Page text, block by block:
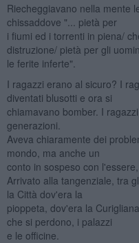
Riecheggiavano nella mente
chissaddove "... pietà per
i fiumi ed i torrenti in piena/
distruzione/ pietà per gli
le ferite inferte".
I ragazzi erano al sicuro? I
diventati blusotti e ora si
chiamavano bomber. I
generazioni.
Aveva chiaramente dei
mondo, ma anche un
conto in sospeso con
Arrivato alla tangenziale, tra
la Città dov'era la
pioppeta, dov'era la
che si perdono, i palazzi
e le officine.